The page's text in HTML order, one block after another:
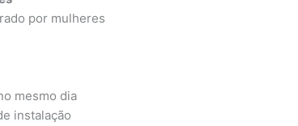
por mulheres
mesmo dia
instalação